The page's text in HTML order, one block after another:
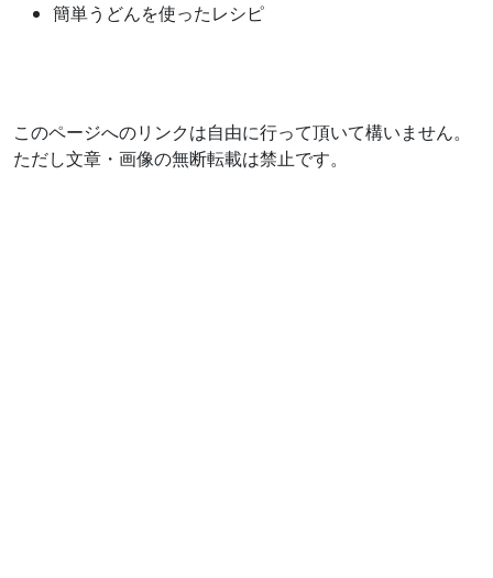
簡単うどんを使ったレシピ
このページへのリンクは自由に行って頂いて構いません。
ただし文章・画像の無断転載は禁止です。